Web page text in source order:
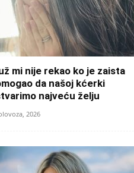
mi nije rekao ko je zaista
da našoj kćerki
najveću želju
2026